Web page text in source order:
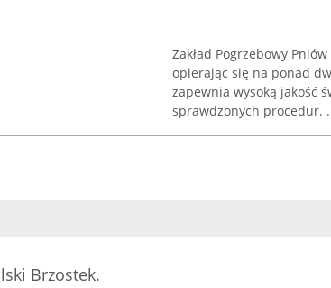
Zakład Pogrzebowy
opierając się na ponad
zapewnia wysoką jakość
sprawdzonych procedur.
Brzostek.